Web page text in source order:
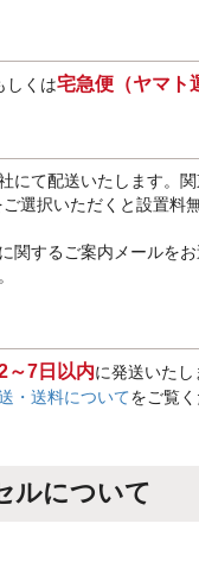
しくは宅急便（ヤマト
にて配送いたします。
選択いただくと設置料
関するご案内メールを
～7日以内に発送いたし
・送料についてをご覧く
ルについて